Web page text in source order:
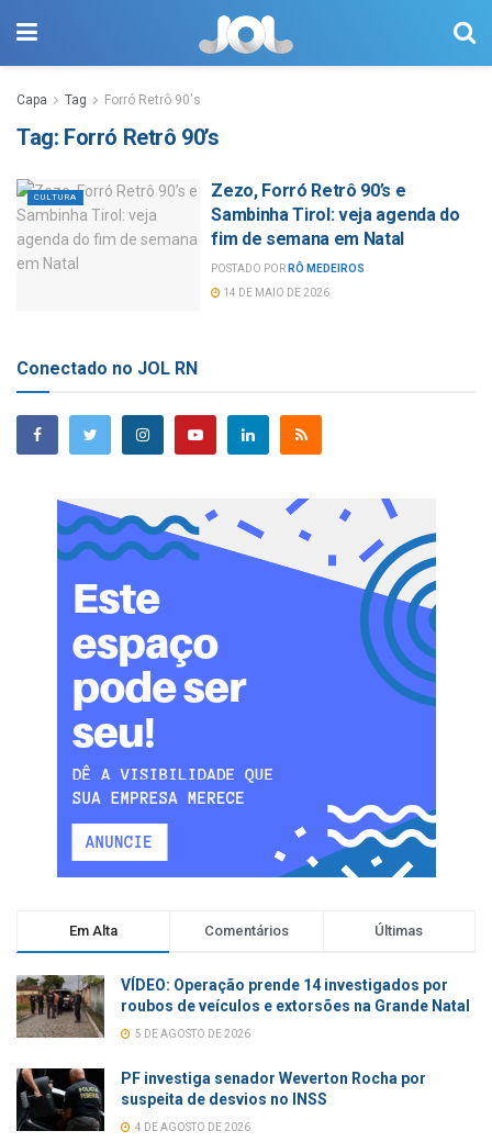
Capa Tag Forró Retrô 90's
Tag: Forró Retrô 90’s
CULTURA
Zezo, Forró Retrô 90’s e
Sambinha Tirol: veja agenda do
fim de semana em Natal
POSTADO POR RÔ MEDEIROS
14 DE MAIO DE 2026
Conectado no JOL RN
Em Alta Comentários Últimas
VÍDEO: Operação prende 14 investigados por
roubos de veículos e extorsões na Grande Natal
5 DE AGOSTO DE 2026
PF investiga senador Weverton Rocha por
suspeita de desvios no INSS
4 DE AGOSTO DE 2026